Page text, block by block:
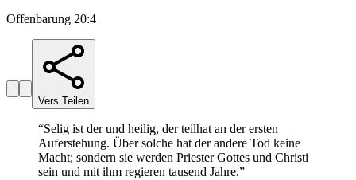
Offenbarung 20:4
Vers Teilen
“Selig ist der und heilig, der teilhat an der ersten
Auferstehung. Über solche hat der andere Tod keine
Macht; sondern sie werden Priester Gottes und Christi
sein und mit ihm regieren tausend Jahre.”